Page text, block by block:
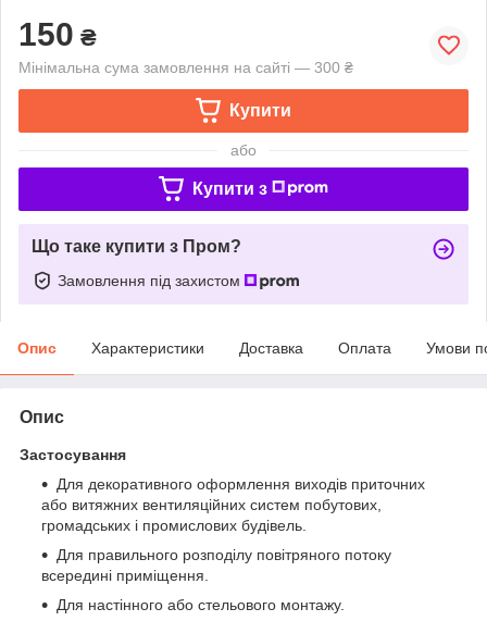
150 ₴
Мінімальна сума замовлення на сайті — 300 ₴
Купити
або
Купити з
Що таке купити з Пром?
Замовлення під захистом
Опис Характеристики Доставка Оплата Умови
Опис
Застосування
Для декоративного оформлення виходів приточних
або витяжних вентиляційних систем побутових,
громадських і промислових будівель.
Для правильного розподілу повітряного потоку
всередині приміщення.
Для настінного або стельового монтажу.